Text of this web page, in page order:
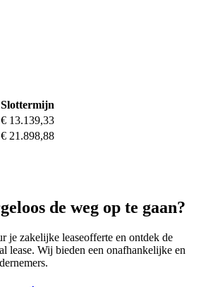
Slottermijn
€ 13.139,33
€ 21.898,88
de weg op te gaan?
je zakelijke leaseofferte en ontdek de
lease. Wij bieden een onafhankelijke en